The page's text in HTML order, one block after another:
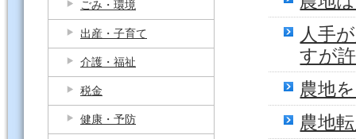
ごみ・環境
出産・子育て
介護・福祉
税金
健康・予防
人手
すが
農地
農地